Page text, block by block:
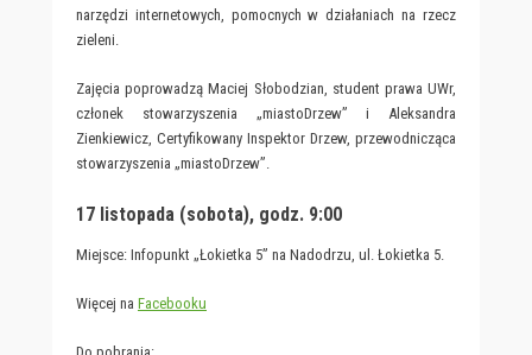
narzędzi internetowych, pomocnych w działaniach na rzecz
zieleni.
Zajęcia poprowadzą Maciej Słobodzian, student prawa UWr,
członek stowarzyszenia „miastoDrzew” i Aleksandra
Zienkiewicz, Certyfikowany Inspektor Drzew, przewodnicząca
stowarzyszenia „miastoDrzew”.
17 listopada (sobota), godz. 9:00
Miejsce: Infopunkt „Łokietka 5” na Nadodrzu, ul. Łokietka 5.
Więcej na Facebooku